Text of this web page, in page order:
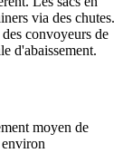
via des chutes.
convoyeurs de
d'abaissement.
moyen de